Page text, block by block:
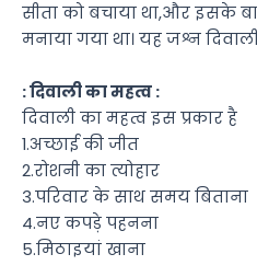
सीता को बचाया था,और इसके
मनाया गया था। यह जश्न
: दिवाली का महत्व :
दिवाली का महत्व इस प्रकार है
1.अच्छाई की जीत
2.रोशनी का त्योहार
3.परिवार के साथ समय बिताना
4.नए कपड़े पहनना
5.मिठाइयां खाना